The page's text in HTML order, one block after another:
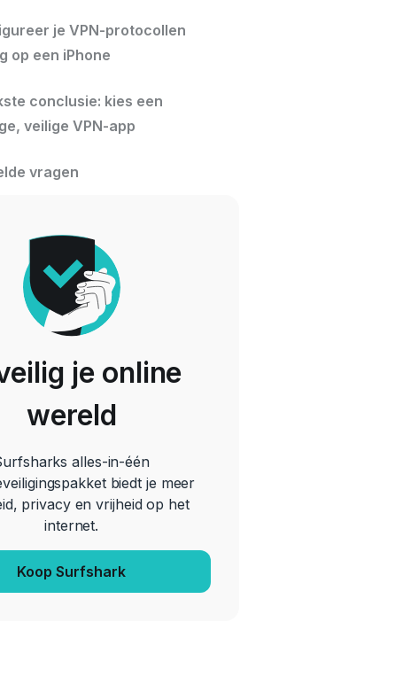
je VPN-protocollen
op een iPhone
conclusie: kies een
veilige VPN-app
vragen
je online
wereld
alles-in-één
biedt je meer
privacy en vrijheid op het
internet.
Koop Surfshark